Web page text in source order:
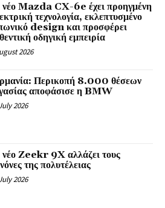
νέο Mazda CX-6e έχει προηγμένη
τεχνολογία, εκλεπτυσμένο
design και προσφέρει
οδηγική εμπειρία
2026
Περικοπή 8.000 θέσεων
αποφάσισε η BMW
2026
νέο Zeekr 9X αλλάζει τους
της πολυτέλειας
2026